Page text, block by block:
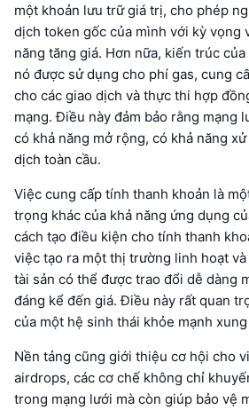
một khoản lưu trữ giá trị, cho phép
dịch token gốc của mình với kỳ vọng
năng tăng giá. Hơn nữa, kiến trúc
nó được sử dụng cho phí gas, cung
cho các giao dịch và thực thi hợp
mạng. Điều này đảm bảo rằng mạng
có khả năng mở rộng, có khả năng
dịch toàn cầu.
Việc cung cấp tính thanh khoản là
trọng khác của khả năng ứng dụng
cách tạo điều kiện cho tính thanh
việc tạo ra một thị trường linh hoạt
tài sản có thể được trao đổi dễ dàng
đáng kể đến giá. Điều này rất quan
của một hệ sinh thái khỏe mạnh
Nền tảng cũng giới thiệu cơ hội cho
airdrops, các cơ chế không chỉ
trong mạng lưới mà còn giúp bảo vệ